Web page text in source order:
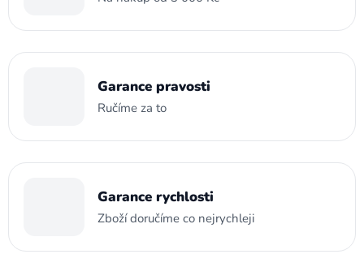
Garance pravosti
Ručíme za to
Garance rychlosti
Zboží doručíme co nejrychleji